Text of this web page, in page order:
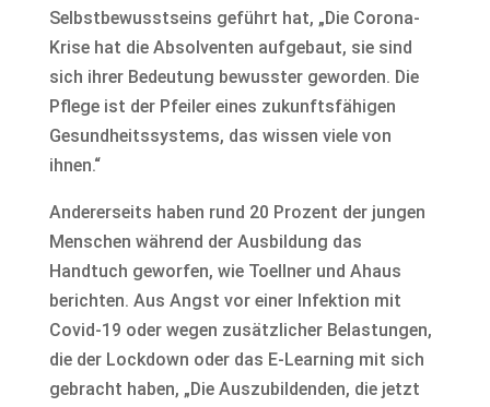
Selbstbewusstseins geführt hat, „Die Corona-
Krise hat die Absolventen aufgebaut, sie sind
sich ihrer Bedeutung bewusster geworden. Die
Pflege ist der Pfeiler eines zukunftsfähigen
Gesundheitssystems, das wissen viele von
ihnen.“
Andererseits haben rund 20 Prozent der jungen
Menschen während der Ausbildung das
Handtuch geworfen, wie Toellner und Ahaus
berichten. Aus Angst vor einer Infektion mit
Covid-19 oder wegen zusätzlicher Belastungen,
die der Lockdown oder das E-Learning mit sich
gebracht haben, „Die Auszubildenden, die jetzt